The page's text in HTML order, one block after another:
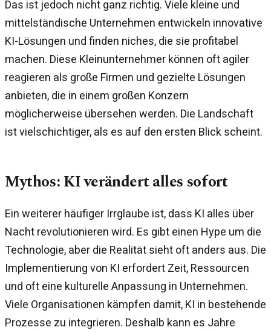
Das ist jedoch nicht ganz richtig. Viele kleine und
mittelständische Unternehmen entwickeln innovative
KI-Lösungen und finden niches, die sie profitabel
machen. Diese Kleinunternehmer können oft agiler
reagieren als große Firmen und gezielte Lösungen
anbieten, die in einem großen Konzern
möglicherweise übersehen werden. Die Landschaft
ist vielschichtiger, als es auf den ersten Blick scheint.
Mythos: KI verändert alles sofort
Ein weiterer häufiger Irrglaube ist, dass KI alles über
Nacht revolutionieren wird. Es gibt einen Hype um die
Technologie, aber die Realität sieht oft anders aus. Die
Implementierung von KI erfordert Zeit, Ressourcen
und oft eine kulturelle Anpassung in Unternehmen.
Viele Organisationen kämpfen damit, KI in bestehende
Prozesse zu integrieren. Deshalb kann es Jahre